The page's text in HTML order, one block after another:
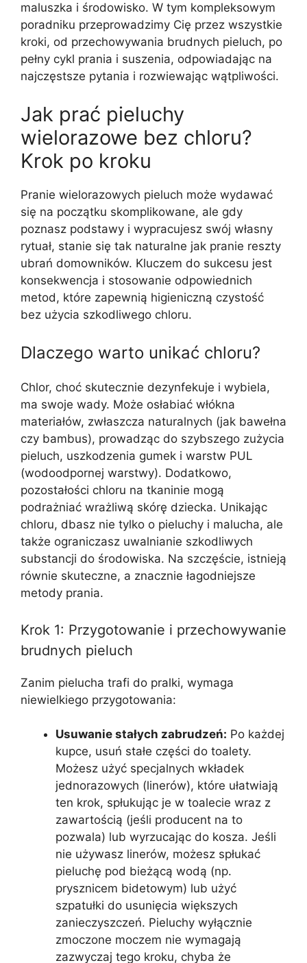
maluszka i środowisko. W tym kompleksowym
poradniku przeprowadzimy Cię przez wszystkie
kroki, od przechowywania brudnych pieluch, po
pełny cykl prania i suszenia, odpowiadając na
najczęstsze pytania i rozwiewając wątpliwości.
Jak prać pieluchy
wielorazowe bez chloru?
Krok po kroku
Pranie wielorazowych pieluch może wydawać
się na początku skomplikowane, ale gdy
poznasz podstawy i wypracujesz swój własny
rytuał, stanie się tak naturalne jak pranie reszty
ubrań domowników. Kluczem do sukcesu jest
konsekwencja i stosowanie odpowiednich
metod, które zapewnią higieniczną czystość
bez użycia szkodliwego chloru.
Dlaczego warto unikać chloru?
Chlor, choć skutecznie dezynfekuje i wybiela,
ma swoje wady. Może osłabiać włókna
materiałów, zwłaszcza naturalnych (jak bawełna
czy bambus), prowadząc do szybszego zużycia
pieluch, uszkodzenia gumek i warstw PUL
(wodoodpornej warstwy). Dodatkowo,
pozostałości chloru na tkaninie mogą
podrażniać wrażliwą skórę dziecka. Unikając
chloru, dbasz nie tylko o pieluchy i malucha, ale
także ograniczasz uwalnianie szkodliwych
substancji do środowiska. Na szczęście, istnieją
równie skuteczne, a znacznie łagodniejsze
metody prania.
Krok 1: Przygotowanie i przechowywanie
brudnych pieluch
Zanim pielucha trafi do pralki, wymaga
niewielkiego przygotowania:
Usuwanie stałych zabrudzeń: Po każdej
kupce, usuń stałe części do toalety.
Możesz użyć specjalnych wkładek
jednorazowych (linerów), które ułatwiają
ten krok, spłukując je w toalecie wraz z
zawartością (jeśli producent na to
pozwala) lub wyrzucając do kosza. Jeśli
nie używasz linerów, możesz spłukać
pieluchę pod bieżącą wodą (np.
prysznicem bidetowym) lub użyć
szpatułki do usunięcia większych
zanieczyszczeń. Pieluchy wyłącznie
zmoczone moczem nie wymagają
zazwyczaj tego kroku, chyba że